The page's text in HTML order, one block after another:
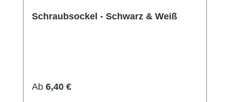
Schraubsockel - Schwarz & Weiß
Regulärer Preis:
Ab 6,40 €